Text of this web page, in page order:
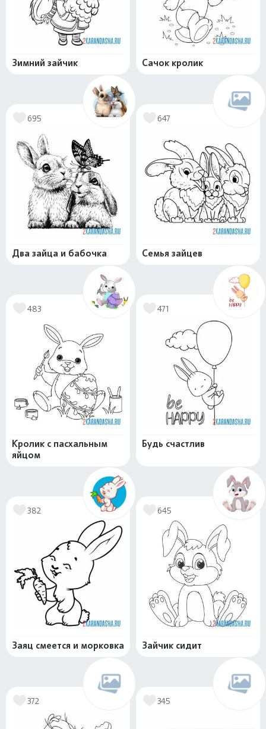
Зимний зайчик Сачок кролик
695
Два зайца и бабочка
647
Семья зайцев
483
Кролик с пасхальным
яйцом
471
Будь счастлив
382
Заяц смеется и морковка
645
Зайчик сидит
372 345